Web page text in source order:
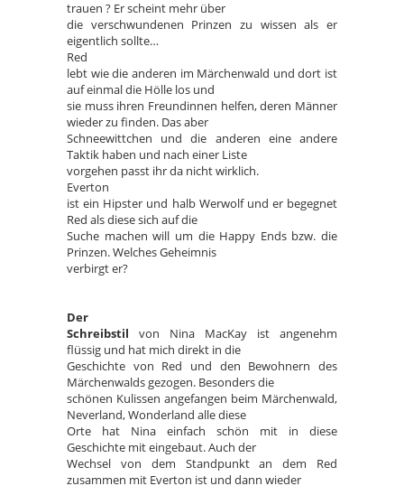
trauen ? Er scheint mehr über
die verschwundenen Prinzen zu wissen als er
eigentlich sollte…
Red
lebt wie die anderen im Märchenwald und dort ist
auf einmal die Hölle los und
sie muss ihren Freundinnen helfen, deren Männer
wieder zu finden. Das aber
Schneewittchen und die anderen eine andere
Taktik haben und nach einer Liste
vorgehen passt ihr da nicht wirklich.
Everton
ist ein Hipster und halb Werwolf und er begegnet
Red als diese sich auf die
Suche machen will um die Happy Ends bzw. die
Prinzen. Welches Geheimnis
verbirgt er?
Der
Schreibstil von Nina MacKay ist angenehm
flüssig und hat mich direkt in die
Geschichte von Red und den Bewohnern des
Märchenwalds gezogen. Besonders die
schönen Kulissen angefangen beim Märchenwald,
Neverland, Wonderland alle diese
Orte hat Nina einfach schön mit in diese
Geschichte mit eingebaut. Auch der
Wechsel von dem Standpunkt an dem Red
zusammen mit Everton ist und dann wieder